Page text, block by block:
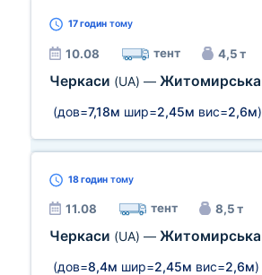
17 годин тому
10.08 тент 4,5 т
Черкаси (UA) — Житомирська
(дов=7,18м шир=2,45м вис=2,6м)
18 годин тому
11.08 тент 8,5 т
Черкаси (UA) — Житомирська
(дов=8,4м шир=2,45м вис=2,6м)